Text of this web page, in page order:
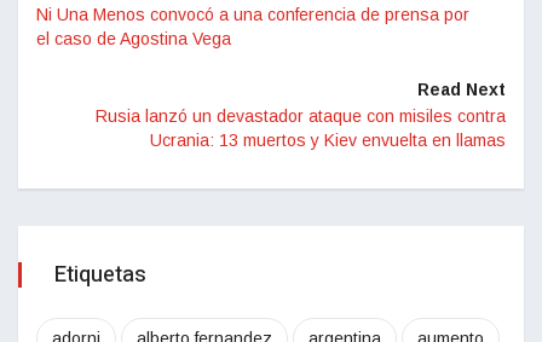
Ni Una Menos convocó a una conferencia de prensa por
el caso de Agostina Vega
Read Next
Rusia lanzó un devastador ataque con misiles contra
Ucrania: 13 muertos y Kiev envuelta en llamas
Etiquetas